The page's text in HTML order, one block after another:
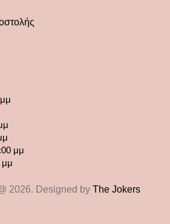
μμ
μμ
2026. Designed by The Jokers